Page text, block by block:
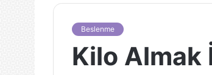
Beslenme
Kilo Almak